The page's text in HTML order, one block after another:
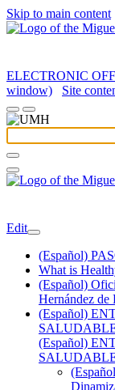
Skip to main content
ELECTRONIC
window)
Site
Edit
(Español)
What is
(Español)
Hernández de
(Español)
(Español)